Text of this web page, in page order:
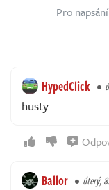
Pro
HypedClick
husty
Ballor úterý,